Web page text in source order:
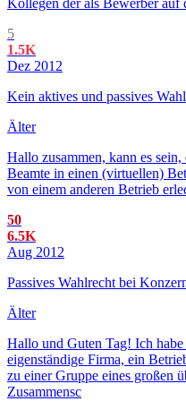
Kollegen der als Bewerber auf
5
1.5K
Dez 2012
Kein aktives und passives
Älter
Hallo zusammen, kann es
Beamte in einen (virtuellen)
von einem anderen Betrieb
50
6.5K
Aug 2012
Passives Wahlrecht bei
Älter
Hallo und Guten Tag! Ich
eigenständige Firma, ein
zu einer Gruppe eines großen
Zusammensc